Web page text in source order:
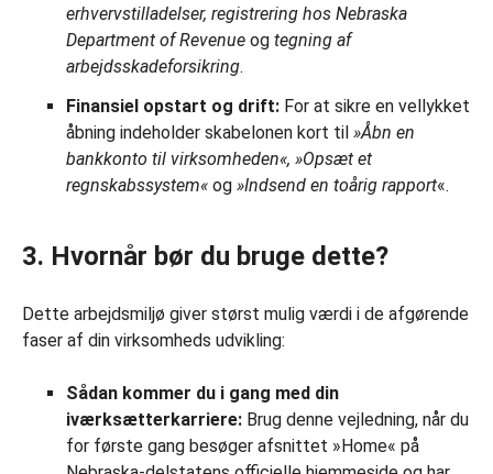
erhvervstilladelser, registrering hos Nebraska
Department of Revenue og tegning af
arbejdsskadeforsikring.
Finansiel opstart og drift: For at sikre en vellykket
åbning indeholder skabelonen kort til »Åbn en
bankkonto til virksomheden«, »Opsæt et
regnskabssystem« og »Indsend en toårig rapport«.
3. Hvornår bør du bruge dette?
Dette arbejdsmiljø giver størst mulig værdi i de afgørende
faser af din virksomheds udvikling:
Sådan kommer du i gang med din
iværksætterkarriere: Brug denne vejledning, når du
for første gang besøger afsnittet »Home« på